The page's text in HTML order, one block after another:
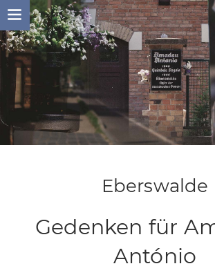
Skip
to
content
Eberswalde
Gedenken für
António